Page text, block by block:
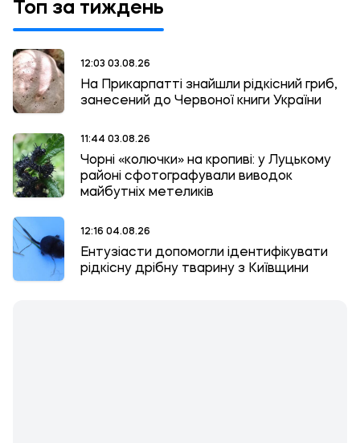
Топ за тиждень
12:03 03.08.26
На Прикарпатті знайшли рідкісний гриб,
занесений до Червоної книги України
11:44 03.08.26
Чорні «колючки» на кропиві: у Луцькому
районі сфотографували виводок
майбутніх метеликів
12:16 04.08.26
Ентузіасти допомогли ідентифікувати
рідкісну дрібну тварину з Київщини